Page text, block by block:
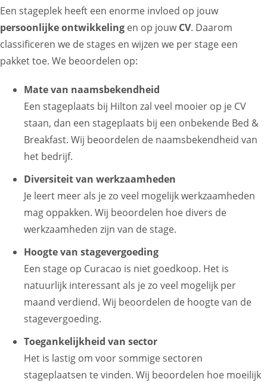
Een stageplek heeft een enorme invloed op jouw
persoonlijke ontwikkeling en op jouwCV. Daarom
classificeren we de stages en wijzen we per stage een
pakket toe. We beoordelen op:
Mate van naamsbekendheid
Een stageplaats bij Hilton zal veel mooier op je CV
staan, dan een stageplaats bij een onbekende Bed &
Breakfast. Wij beoordelen de naamsbekendheid van
het bedrijf.
Diversiteit van werkzaamheden
Je leert meer als je zo veel mogelijk werkzaamheden
mag oppakken. Wij beoordelen hoe divers de
werkzaamheden zijn van de stage.
Hoogte van stagevergoeding
Een stage op Curacao is niet goedkoop. Het is
natuurlijk interessant als je zo veel mogelijk per
maand verdiend. Wij beoordelen de hoogte van de
stagevergoeding.
Toegankelijkheid van sector
Het is lastig om voor sommige sectoren
stageplaatsen te vinden. Wij beoordelen hoe moeilijk